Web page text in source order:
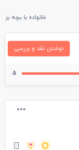
خانواده با بچه
نوشتن نقد و بررسی
5